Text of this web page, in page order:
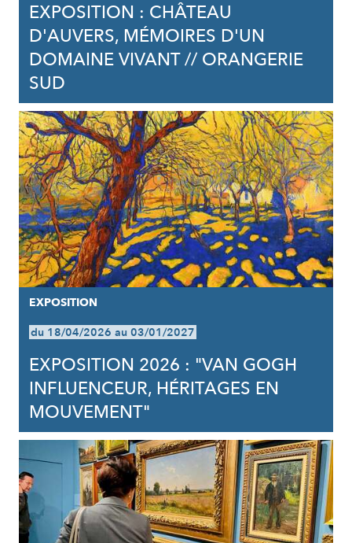
EXPOSITION : CHÂTEAU
D'AUVERS, MÉMOIRES D'UN
DOMAINE VIVANT // ORANGERIE
SUD
EXPOSITION
du 18/04/2026 au 03/01/2027
EXPOSITION 2026 : "VAN GOGH
INFLUENCEUR, HÉRITAGES EN
MOUVEMENT"